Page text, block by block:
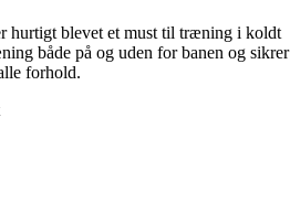
hurtigt blevet et must til træning i koldt
både på og uden for banen og sikrer
forhold.